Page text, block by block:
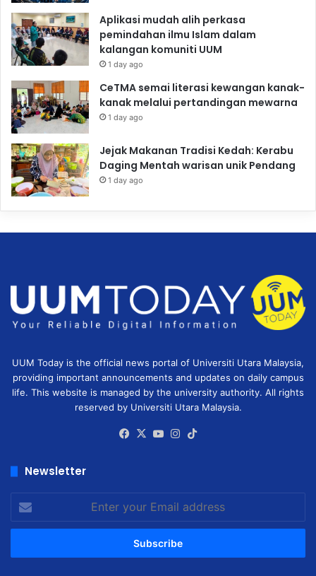
Aplikasi mudah alih perkasa
pemindahan ilmu Islam dalam
kalangan komuniti UUM
1 day ago
CeTMA semai literasi kewangan kanak-
kanak melalui pertandingan mewarna
1 day ago
Jejak Makanan Tradisi Kedah: Kerabu
Daging Mentah warisan unik Pendang
1 day ago
UUM Today is the official news portal of Universiti Utara Malaysia,
providing important announcements and updates on daily campus
life. This website is managed by the university authority. All rights
reserved by Universiti Utara Malaysia.
Facebook
X YouTubeInstagram
Newsletter
Enter
your
Email